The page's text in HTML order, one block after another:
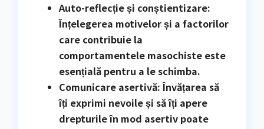
Auto-reflecție și conștientizare:
Înțelegerea motivelor și a factorilor
care contribuie la
comportamentele masochiste este
esențială pentru a le schimba.
Comunicare asertivă: Învățarea să
îți exprimi nevoile și să îți apere
drepturile în mod asertiv poate